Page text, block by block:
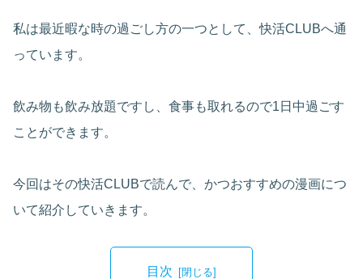
私は最近暇な時の過ごし方の一つとして、快活CLUBへ通
っています。
飲み物も飲み放題ですし、食事も取れるので1日中過ごす
ことができます。
今回はその快活CLUBで読んで、かつおすすめの漫画につ
いて紹介していきます。
目次